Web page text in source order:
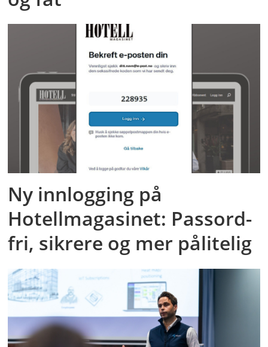
Ny innlogging på
Hotellmagasinet: Passord-
fri, sikrere og mer pålitelig